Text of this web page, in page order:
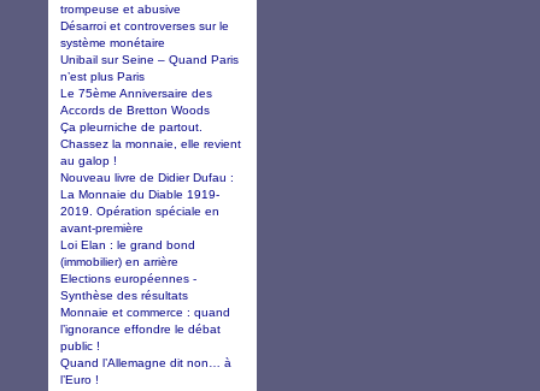
trompeuse et abusive
Désarroi et controverses sur le
système monétaire
Unibail sur Seine – Quand Paris
n’est plus Paris
Le 75ème Anniversaire des
Accords de Bretton Woods
Ça pleurniche de partout.
Chassez la monnaie, elle revient
au galop !
Nouveau livre de Didier Dufau :
La Monnaie du Diable 1919-
2019. Opération spéciale en
avant-première
Loi Elan : le grand bond
(immobilier) en arrière
Elections européennes -
Synthèse des résultats
Monnaie et commerce : quand
l’ignorance effondre le débat
public !
Quand l’Allemagne dit non… à
l’Euro !